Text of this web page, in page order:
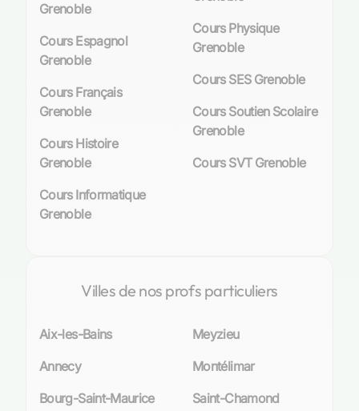
Grenoble
Cours Espagnol
Grenoble
Cours Français
Grenoble
Cours Histoire
Grenoble
Cours Informatique
Grenoble
Cours Physique
Grenoble
Cours SES Grenoble
Cours Soutien Scolaire
Grenoble
Cours SVT Grenoble
Villes de nos profs particuliers
Aix-les-Bains
Annecy
Bourg-Saint-Maurice
Meyzieu
Montélimar
Saint-Chamond